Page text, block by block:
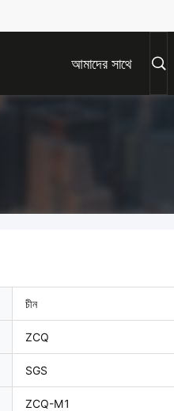
আমাদের সাথে
চীন
ZCQ
SGS
ZCQ-M1